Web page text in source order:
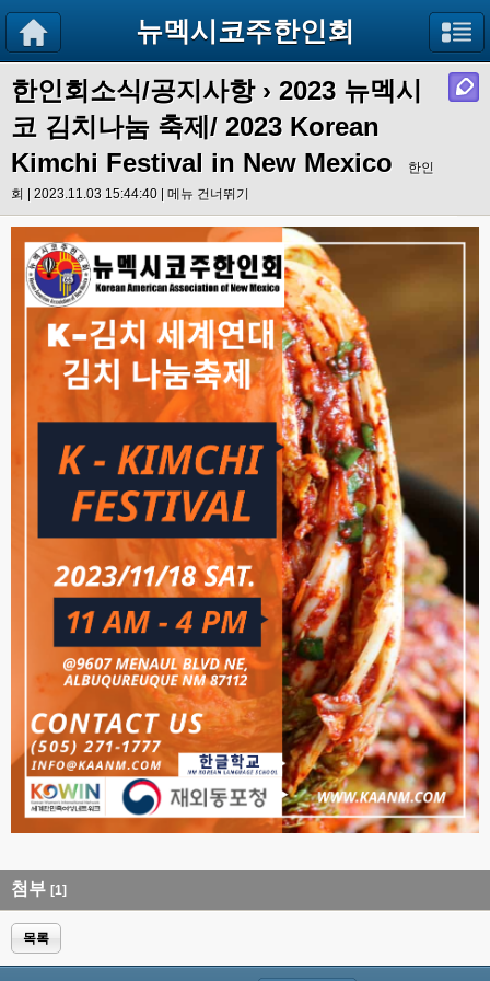
뉴멕시코주한인회
한인회소식/공지사항› 2023 뉴멕시
코 김치나눔 축제/ 2023 Korean
Kimchi Festival in New Mexico
한인
회 | 2023.11.03 15:44:40 | 메뉴 건너뛰기
첨부 [1]
목록